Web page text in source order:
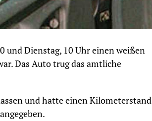
und Dienstag, 10 Uhr einen weißen
Das Auto trug das amtliche
und hatte einen Kilometerstand